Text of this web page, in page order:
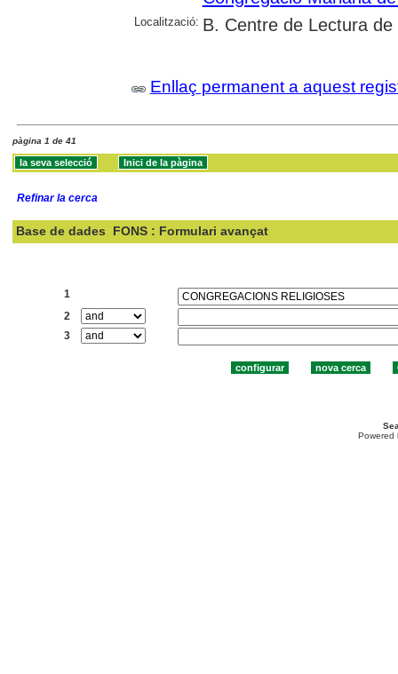
Localització: B. Centre de Lectura de
Enllaç permanent a aquest
pàgina 1 de 41
Refinar la cerca
Base de dades FONS : Formulari avançat
1
2
3